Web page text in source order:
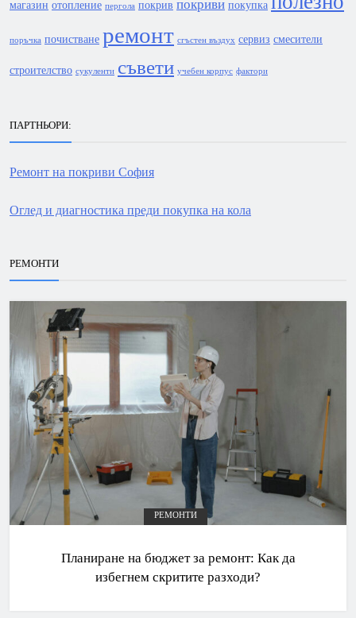
магазин отопление пергола покрив покриви покупка
поръчка почистване ремонт сгъстен въздух сервиз смесители
строителство сукуленти съвети учебен корпус фактори
ПАРТНЬОРИ:
Ремонт на покриви София
Оглед и диагностика преди покупка на кола
РЕМОНТИ
РЕМОНТИ
Планиране на бюджет за ремонт: Как да
избегнем скритите разходи?